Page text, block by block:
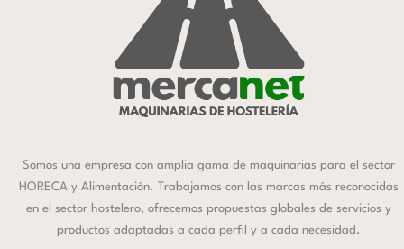
Somos una empresa con amplia gama de maquinarias para el sector
HORECA y Alimentación. Trabajamos con las marcas más reconocidas
en el sector hostelero, ofrecemos propuestas globales de servicios y
productos adaptadas a cada perfil y a cada necesidad.